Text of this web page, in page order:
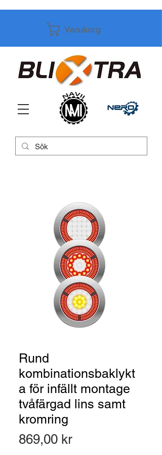
Varukorg
Rund
kombinationsbaklykt
a för infällt montage
tvåfärgad lins samt
kromring
869,00 krPris